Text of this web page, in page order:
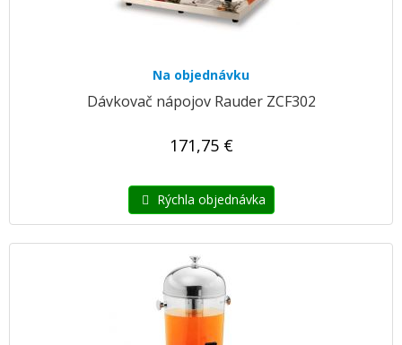
Na objednávku
Dávkovač nápojov Rauder ZCF302
171,75 €
Rýchla objednávka